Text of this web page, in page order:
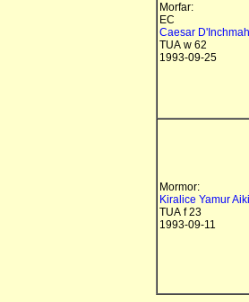
Morfar:
EC
Caesar
TUA w 62
1993-09-25
Mormor:
Kiralice Yamur
TUA f 23
1993-09-11